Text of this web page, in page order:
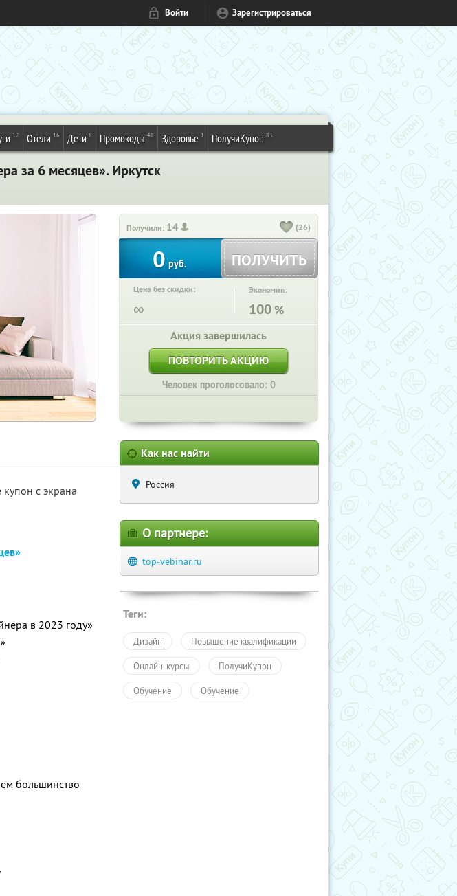
Войти Зарегистрироваться
12 Отели 16 Дети 6 Промокоды 48 Здоровье 1 ПолучиКупон 83
за 6 месяцев». Иркутск
Получили: 14 (26)
0 руб. ПОЛУЧИТЬ
Цена без скидки:
∞
Экономия:
100 %
Акция завершилась
ПОВТОРИТЬ АКЦИЮ
Человек проголосовало: 0
с экрана
в 2023 году»
большинство
Как нас найти
Россия
О партнере:
top-vebinar.ru
Теги:
Дизайн Повышение квалификации
Онлайн-курсы ПолучиКупон
Обучение Обучение